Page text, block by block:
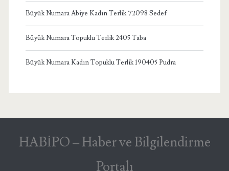
Büyük Numara Abiye Kadın Terlik 72098 Sedef
Büyük Numara Topuklu Terlik 2405 Taba
Büyük Numara Kadın Topuklu Terlik 190405 Pudra
HABİPO – Haber ve Bilgilendirme
Portalı